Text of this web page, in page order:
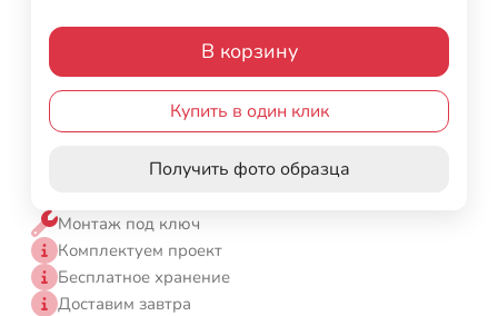
В корзину
Купить в один клик
Получить фото образца
Монтаж под ключ
Комплектуем проект
Бесплатное хранение
Доставим завтра